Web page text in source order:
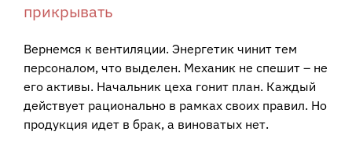
прикрывать
Вернемся к вентиляции. Энергетик чинит тем
персоналом, что выделен. Механик не спешит – не
его активы. Начальник цеха гонит план. Каждый
действует рационально в рамках своих правил. Но
продукция идет в брак, а виноватых нет.